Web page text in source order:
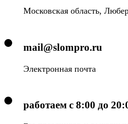
Московская область,
mail@slompro.ru
Электронная почта
работаем с 8:00 до